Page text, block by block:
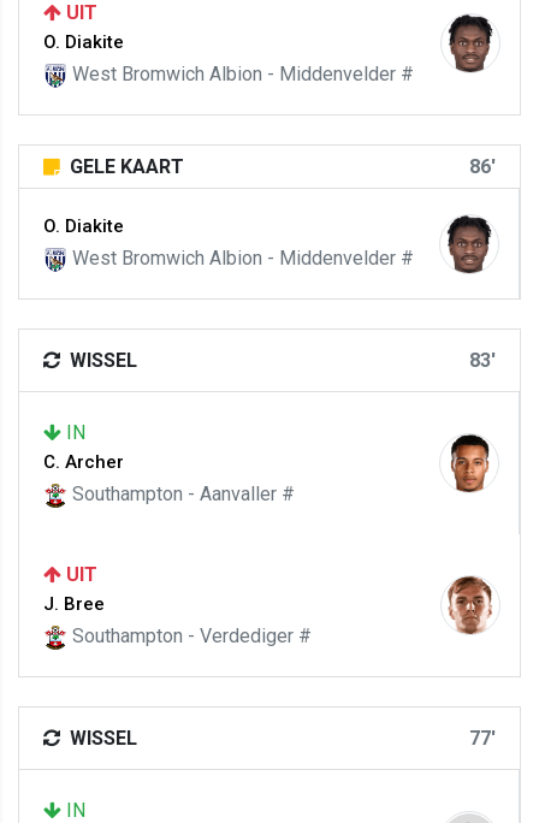
UIT
O. Diakite
West Bromwich Albion - Middenvelder #
GELE KAART 86'
O. Diakite
West Bromwich Albion - Middenvelder #
WISSEL 83'
IN
C. Archer
Southampton - Aanvaller #
UIT
J. Bree
Southampton - Verdediger #
WISSEL 77'
IN